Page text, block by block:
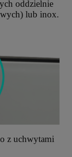
oddzielnie
lub inox.
z uchwytami